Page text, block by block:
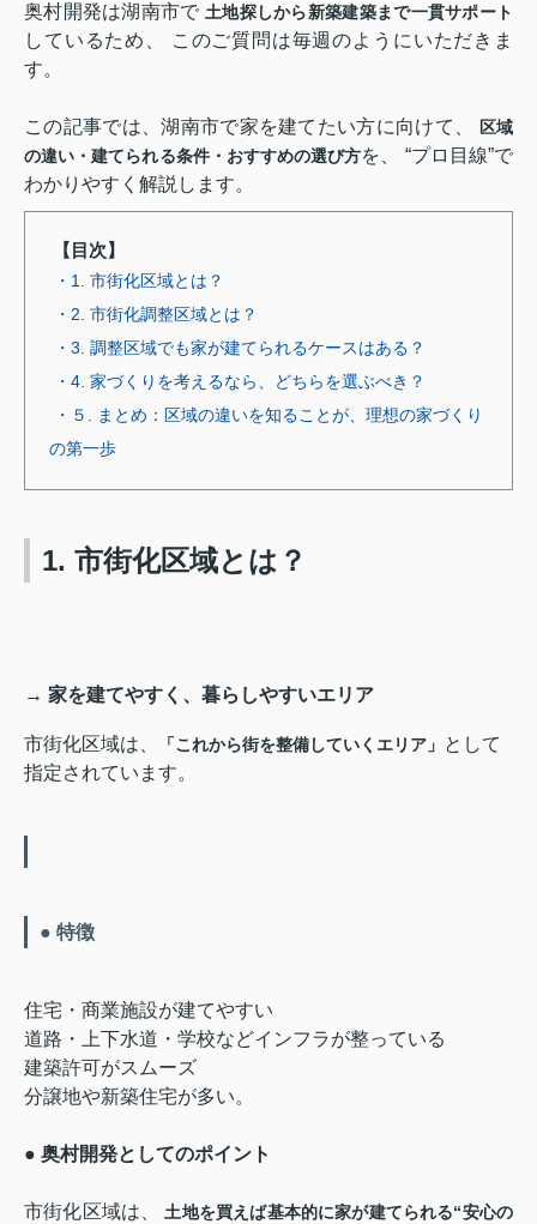
奥村開発は湖南市で 土地探しから新築建築まで一貫サポート
しているため、 このご質問は毎週のようにいただきま
す。
この記事では、湖南市で家を建てたい方に向けて、
区域
の違い・建てられる条件・おすすめの選び方を、 “プロ目線”で
わかりやすく解説します。
【目次】
・1. 市街化区域とは？
・2. 市街化調整区域とは？
・3. 調整区域でも家が建てられるケースはある？
・4. 家づくりを考えるなら、どちらを選ぶべき？
・５. まとめ：区域の違いを知ることが、理想の家づくり
の第一歩
1. 市街化区域とは？
→ 家を建てやすく、暮らしやすいエリア
市街化区域は、 「これから街を整備していくエリア」 として
指定されています。
● 特徴
住宅・商業施設が建てやすい
道路・上下水道・学校などインフラが整っている
建築許可がスムーズ
分譲地や新築住宅が多い。
● 奥村開発としてのポイント
市街化区域は、 土地を買えば基本的に家が建てられる“安心の